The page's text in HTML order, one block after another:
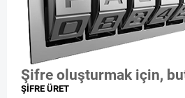
Şifre oluşturmak için,
ŞİFRE ÜRET